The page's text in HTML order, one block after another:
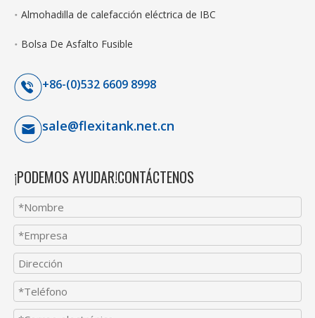
Almohadilla de calefacción eléctrica de IBC
Bolsa De Asfalto Fusible
+86-(0)532 6609 8998
sale@flexitank.net.cn
¡PODEMOS AYUDAR!CONTÁCTENOS